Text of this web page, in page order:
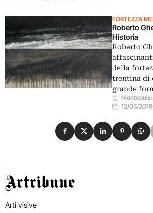
FORTEZZA
Roberto
Historia
Roberto
della
trentina di
grande
12/03/2016
Condividi su Facebook
Condividi su X
Condividi su
Condividi
Artribune
Arti visive